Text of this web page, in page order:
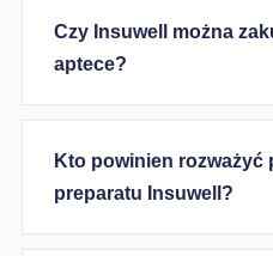
Czy Insuwell można
aptece?
Kto powinien rozważyć
preparatu Insuwell?